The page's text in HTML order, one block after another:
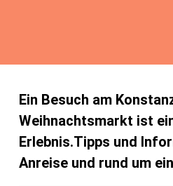
Ein Besuch am
Weihnachtsmarkt ist
Erlebnis.Tipps und
Anreise und rund um